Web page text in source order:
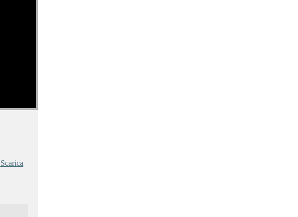
Scarica